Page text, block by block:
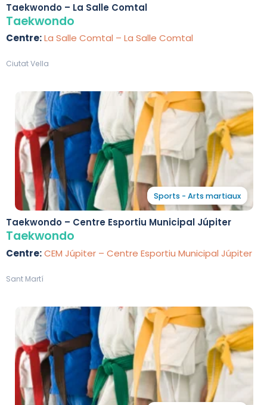
Taekwondo – La Salle Comtal
Taekwondo
Centre:La Salle Comtal – La Salle Comtal
Ciutat Vella
Sports - Arts martiaux
Taekwondo – Centre Esportiu Municipal Júpiter
Taekwondo
Centre:CEM Júpiter – Centre Esportiu Municipal Júpiter
Sant Martí